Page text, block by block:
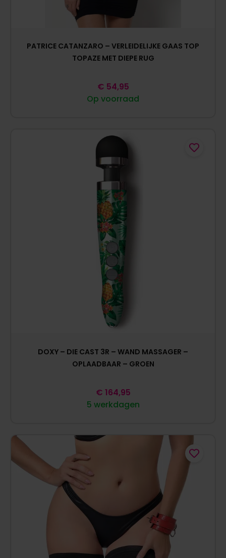
PATRICE CATANZARO – VERLEIDELIJKE GAAS TOP
TOPAZE MET DIEPE RUG
Op voorraad
€ 54,95
DOXY – DIE CAST 3R – WAND MASSAGER –
OPLAADBAAR – GROEN
5 werkdagen
€ 164,95